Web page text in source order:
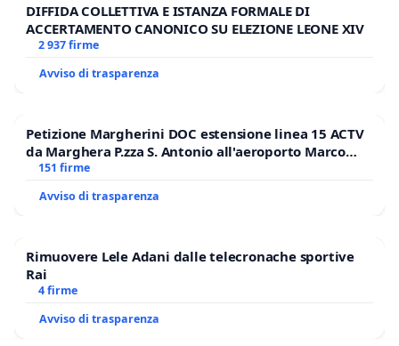
DIFFIDA COLLETTIVA E ISTANZA FORMALE DI
ACCERTAMENTO CANONICO SU ELEZIONE LEONE XIV
2 937 firme
Avviso di trasparenza
Petizione Margherini DOC estensione linea 15 ACTV
da Marghera P.zza S. Antonio all'aeroporto Marco
Polo tariffa a € 1,50
151 firme
Avviso di trasparenza
Rimuovere Lele Adani dalle telecronache sportive
Rai
4 firme
Avviso di trasparenza